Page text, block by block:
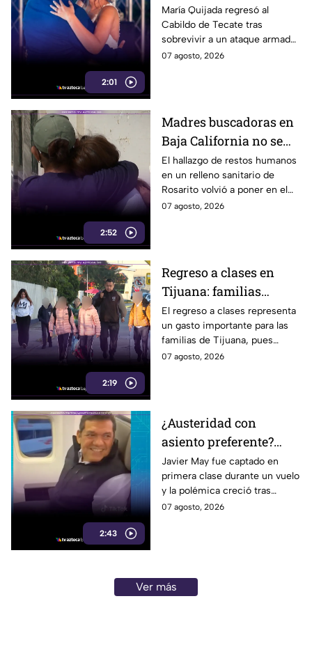
2:01
regidora de Tecate
vuelve al Cabildo tras
sobrevivir a un ataque
armado
María Quijada regresó al
Cabildo de Tecate tras
sobrevivir a un ataque armado
en el que murió su esposo y
07 agosto, 2026
2:52
Madres buscadoras en
Baja California no se
detienen: hallazgo de
restos humanos
reaviva la
preocupación
El hallazgo de restos humanos
en un relleno sanitario de
Rosarito volvió a poner en el
centro la labor de las madres
07 agosto, 2026
2:19
Regreso a clases en
Tijuana: familias
podrían gastar hasta 5
mil pesos en uniformes
y calzado
El regreso a clases representa
un gasto importante para las
familias de Tijuana, pues
uniformes y calzado pueden
07 agosto, 2026
2:43
¿Austeridad con
asiento preferente?
Captan a Javier May
sonriente en primera
clase y Morena le “jala
las orejas”
Javier May fue captado en
primera clase durante un vuelo
y la polémica creció tras
imágenes de un presunto reloj
07 agosto, 2026
Ver más